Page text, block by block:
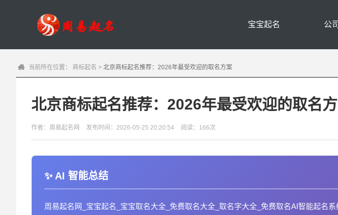
宝宝起名 公
当前所在位置： 商标起名 > 北京商标起名推荐：2026年最受欢迎的取名方案
北京商标起名推荐：2026年最受欢迎的取名
作者：周易起名网 发布时间：2026-05-25 20:20:54 阅读：166次
AI 智能总结
周易起名网_宝宝起名_宝宝取名大全_免费取名大全_取名字大全_免费取名AI智能起名